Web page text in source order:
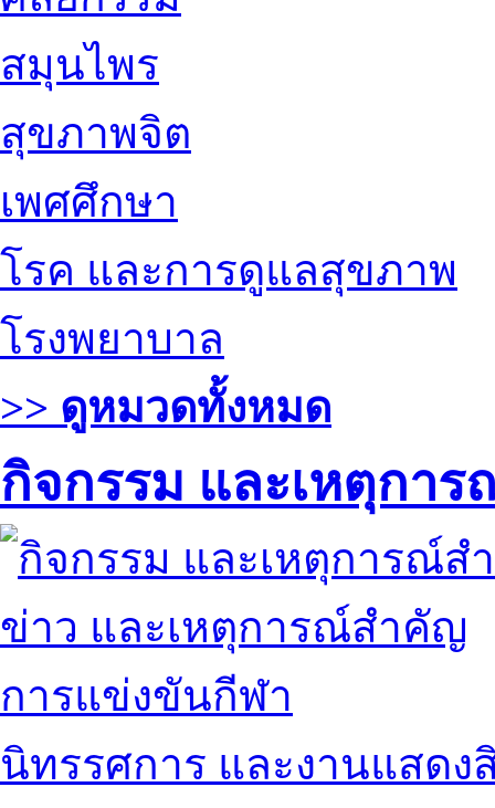
สมุนไพร
สุขภาพจิต
เพศศึกษา
โรค และการดูแลสุขภาพ
โรงพยาบาล
>> ดูหมวดทั้งหมด
กิจกรรม และเหตุกา
ข่าว และเหตุการณ์สำคัญ
การแข่งขันกีฬา
นิทรรศการ และงานแสดง